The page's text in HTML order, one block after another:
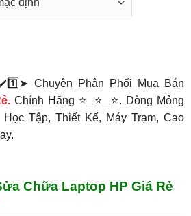
Chuyên Phân Phối Mua Bán
Chính Hãng ⭐_⭐_⭐. Dòng Mỏng
Học Tập, Thiết Kế, Máy Trạm, Cao
Chữa Laptop HP Giá Rẻ